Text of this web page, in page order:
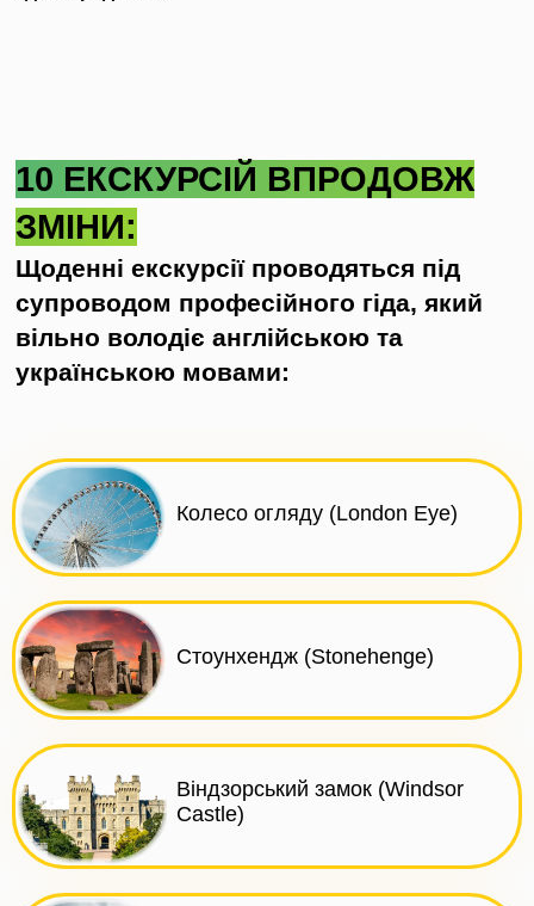
10 ЕКСКУРСІЙ ВПРОДОВЖ
ЗМІНИ:
Щоденні екскурсії проводяться під
супроводом професійного гіда, який
вільно володіє англійською та
українською мовами:
Колесо огляду (London Eye)
Стоунхендж (Stonehenge)
Віндзорський замок (Windsor
Castle)